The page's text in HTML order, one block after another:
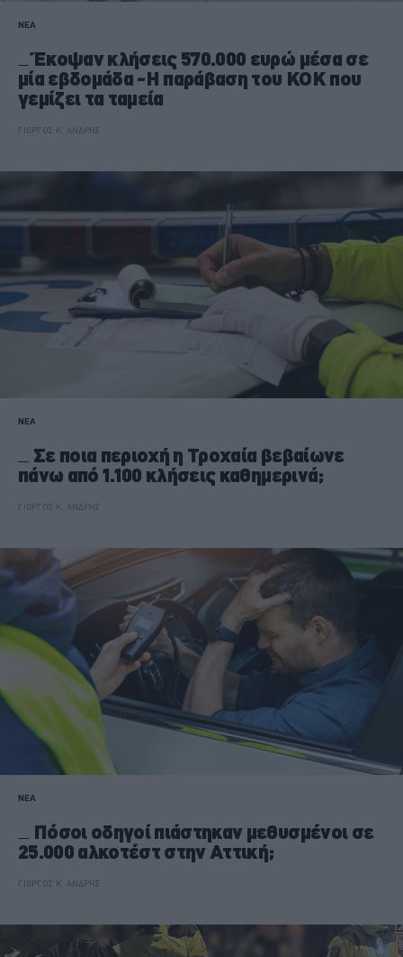
ΝΕΑ
Έκοψαν κλήσεις 570.000 ευρώ μέσα σε
μία εβδομάδα -Η παράβαση του ΚΟΚ που
γεμίζει τα ταμεία
ΓΙΩΡΓΟΣ Κ. ΑΝΔΡΗΣ
ΝΕΑ
Σε ποια περιοχή η Τροχαία βεβαίωνε
πάνω από 1.100 κλήσεις καθημερινά;
ΓΙΩΡΓΟΣ Κ. ΑΝΔΡΗΣ
ΝΕΑ
Πόσοι οδηγοί πιάστηκαν μεθυσμένοι σε
25.000 αλκοτέστ στην Αττική;
ΓΙΩΡΓΟΣ Κ. ΑΝΔΡΗΣ